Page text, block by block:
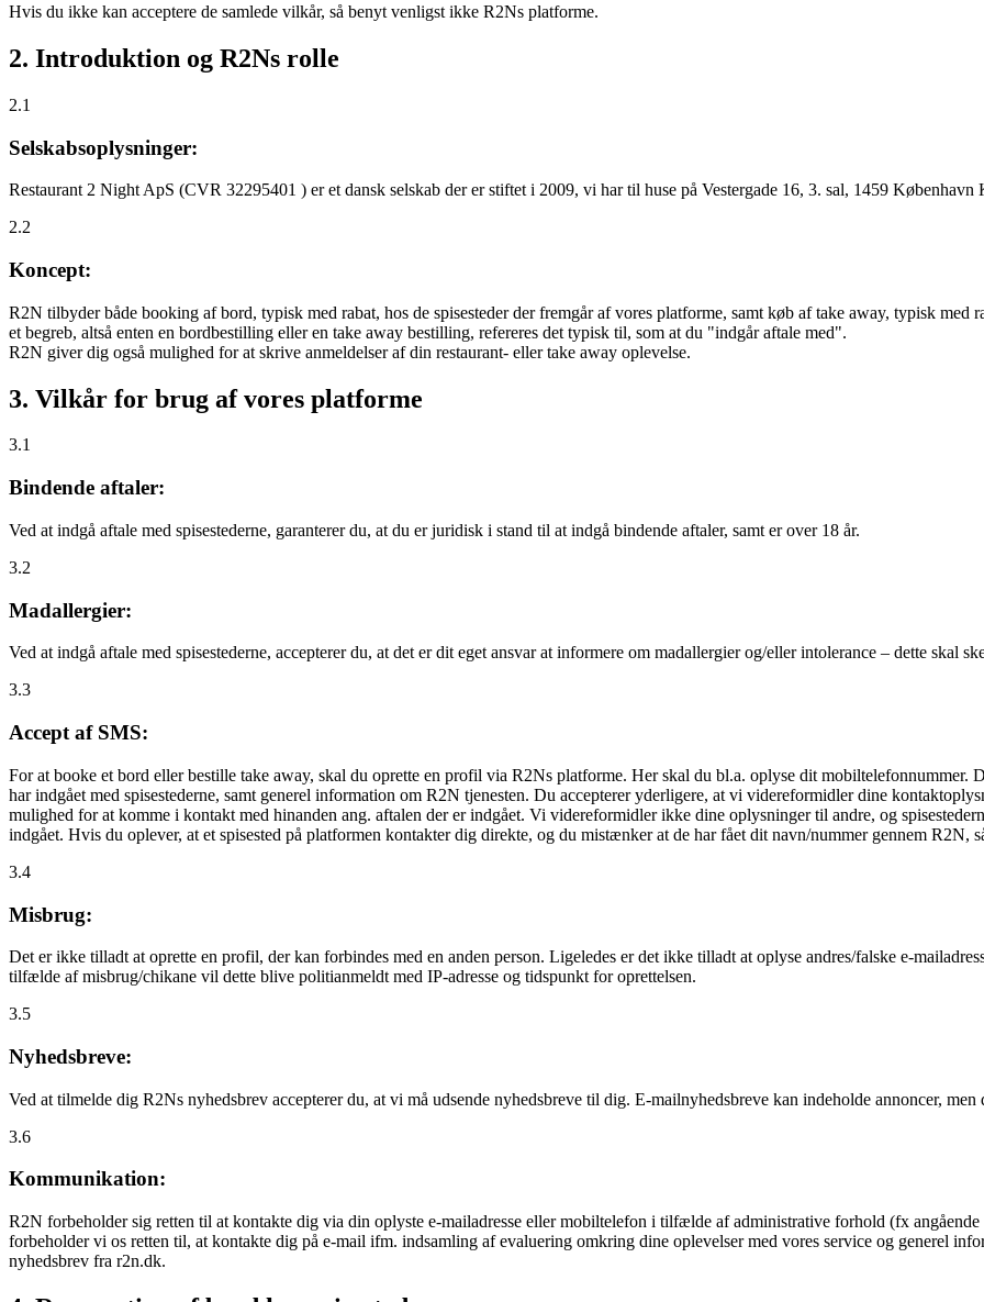
Hvis du ikke kan acceptere de samlede vilkår, så benyt venligst ikke R2Ns platforme.
2. Introduktion og R2Ns rolle
2.1
Selskabsoplysninger:
Restaurant 2 Night ApS (CVR 32295401 ) er et dansk selskab der er stiftet i 2009, vi har til huse på Vestergade 16, 3. sal, 1459 København
2.2
Koncept:
R2N tilbyder både booking af bord, typisk med rabat, hos de spisesteder der fremgår af vores platforme, samt køb af take away, typisk med
et begreb, altså enten en bordbestilling eller en take away bestilling, refereres det typisk til, som at du "indgår aftale med".
R2N giver dig også mulighed for at skrive anmeldelser af din restaurant- eller take away oplevelse.
3. Vilkår for brug af vores platforme
3.1
Bindende aftaler:
Ved at indgå aftale med spisestederne, garanterer du, at du er juridisk i stand til at indgå bindende aftaler, samt er over 18 år.
3.2
Madallergier:
Ved at indgå aftale med spisestederne, accepterer du, at det er dit eget ansvar at informere om madallergier og/eller intolerance – dette skal
3.3
Accept af SMS:
For at booke et bord eller bestille take away, skal du oprette en profil via R2Ns platforme. Her skal du bl.a. oplyse dit mobiltelefonnummer.
har indgået med spisestederne, samt generel information om R2N tjenesten. Du accepterer yderligere, at vi videreformidler dine
mulighed for at komme i kontakt med hinanden ang. aftalen der er indgået. Vi videreformidler ikke dine oplysninger til andre, og
indgået. Hvis du oplever, at et spisested på platformen kontakter dig direkte, og du mistænker at de har fået dit navn/nummer gennem R2N,
3.4
Misbrug:
Det er ikke tilladt at oprette en profil, der kan forbindes med en anden person. Ligeledes er det ikke tilladt at oplyse andres/falske e-
tilfælde af misbrug/chikane vil dette blive politianmeldt med IP-adresse og tidspunkt for oprettelsen.
3.5
Nyhedsbreve:
Ved at tilmelde dig R2Ns nyhedsbrev accepterer du, at vi må udsende nyhedsbreve til dig. E-mailnyhedsbreve kan indeholde annoncer,
3.6
Kommunikation:
R2N forbeholder sig retten til at kontakte dig via din oplyste e-mailadresse eller mobiltelefon i tilfælde af administrative forhold (fx
forbeholder vi os retten til, at kontakte dig på e-mail ifm. indsamling af evaluering omkring dine oplevelser med vores service og generel
nyhedsbrev fra r2n.dk.